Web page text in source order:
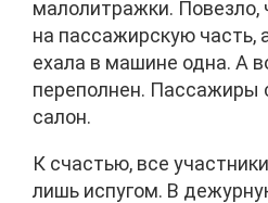
малолитражки. Повезло,
на пассажирскую часть,
ехала в машине одна. А
переполнен. Пассажиры
салон.
К счастью, все
лишь испугом. В